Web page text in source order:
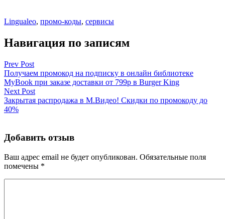
Lingualeo, промо-коды, сервисы
Навигация по записям
Prev Post
Получаем промокод на подписку в онлайн библиотеке
MyBook при заказе доставки от 799р в Burger King
Next Post
Закрытая распродажа в М.Видео! Скидки по промокоду до
40%
Добавить отзыв
Ваш адрес email не будет опубликован. Обязательные поля
помечены *